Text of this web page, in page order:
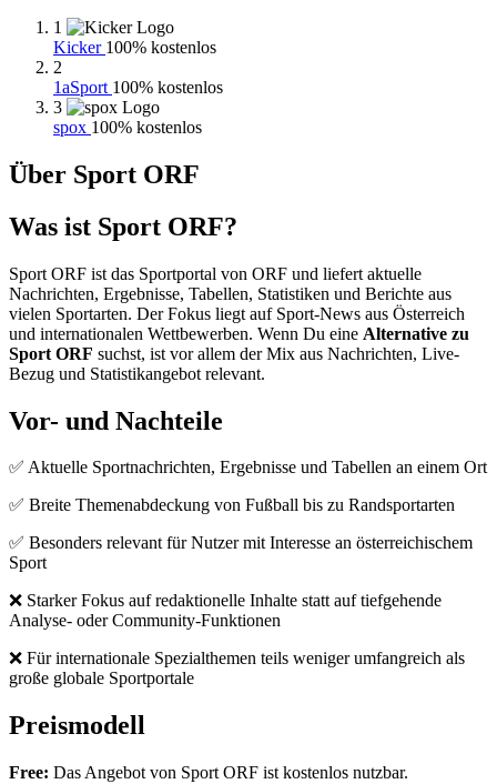
1
Kicker 100% kostenlos
2
1aSport 100% kostenlos
3
spox 100% kostenlos
Über Sport ORF
Was ist Sport ORF?
Sport ORF ist das Sportportal von ORF und liefert aktuelle
Nachrichten, Ergebnisse, Tabellen, Statistiken und Berichte aus
vielen Sportarten. Der Fokus liegt auf Sport-News aus Österreich
und internationalen Wettbewerben. Wenn Du eine Alternative zu
Sport ORF suchst, ist vor allem der Mix aus Nachrichten, Live-
Bezug und Statistikangebot relevant.
Vor- und Nachteile
✅ Aktuelle Sportnachrichten, Ergebnisse und Tabellen an einem Ort
✅ Breite Themenabdeckung von Fußball bis zu Randsportarten
✅ Besonders relevant für Nutzer mit Interesse an österreichischem
Sport
❌ Starker Fokus auf redaktionelle Inhalte statt auf tiefgehende
Analyse- oder Community-Funktionen
❌ Für internationale Spezialthemen teils weniger umfangreich als
große globale Sportportale
Preismodell
Free: Das Angebot von Sport ORF ist kostenlos nutzbar.